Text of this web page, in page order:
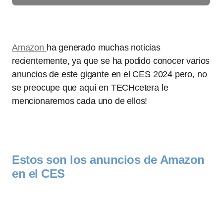
Amazon ha generado muchas noticias
recientemente, ya que se ha podido conocer varios
anuncios de este gigante en el CES 2024 pero, no
se preocupe que aquí en TECHcetera le
mencionaremos cada uno de ellos!
Estos son los anuncios de Amazon
en el CES